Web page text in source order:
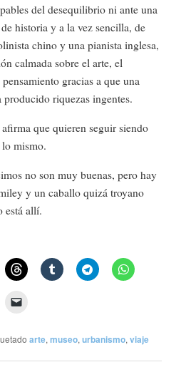
del desequilibrio ni ante una
historia y a la vez sencilla, de
chino y una pianista inglesa,
calmada sobre el arte, el
gracias a que una
riquezas ingentes.
que quieren seguir siendo
mismo.
no son muy buenas, pero hay
y un caballo quizá troyano
está allí.
arte,museo,urbanismo,viaje